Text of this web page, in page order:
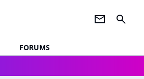
newsletter search
FORUMS